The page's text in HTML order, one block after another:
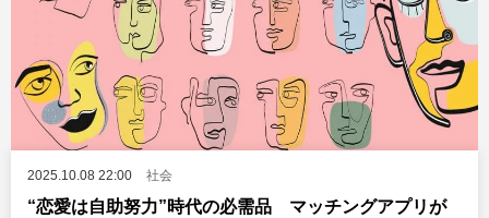
2025.10.08 22:00 社会
“恋愛は自助努力”時代の必需品 マッチングアプリが